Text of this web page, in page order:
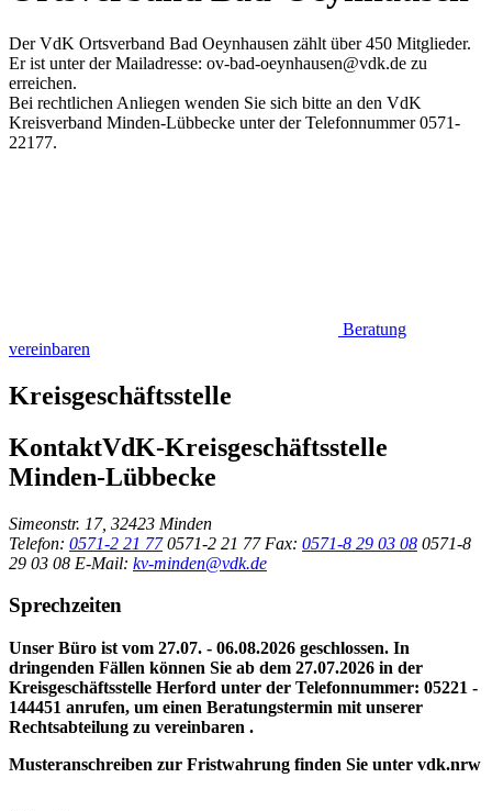
Der VdK Ortsverband Bad Oeynhausen zählt über 450 Mitglieder.
Er ist unter der Mailadresse: ov-bad-oeynhausen@vdk.de zu
erreichen.
Bei rechtlichen Anliegen wenden Sie sich bitte an den VdK
Kreisverband Minden-Lübbecke unter der Telefonnummer 0571-
22177.
Beratung
vereinbaren
Kreisgeschäftsstelle
KontaktVdK-Kreisgeschäftsstelle
Minden-Lübbecke
Simeonstr. 17, 32423 Minden
Telefon: 0571-2 21 77 0571-2 21 77 Fax: 0571-8 29 03 08 0571-8
29 03 08 E-Mail: kv-minden@vdk.de
Sprechzeiten
Unser Büro ist vom 27.07. - 06.08.2026 geschlossen. In
dringenden Fällen können Sie ab dem 27.07.2026 in der
Kreisgeschäftsstelle Herford unter der Telefonnummer: 05221 -
144451 anrufen, um einen Beratungstermin mit unserer
Rechtsabteilung zu vereinbaren .
Musteranschreiben zur Fristwahrung finden Sie unter vdk.nrw